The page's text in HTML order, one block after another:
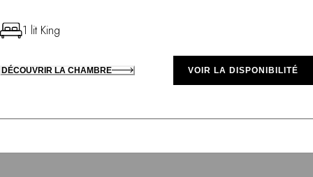
1 lit King
DÉCOUVRIR LA CHAMBRE VOIR LA DISPONIBILITÉ